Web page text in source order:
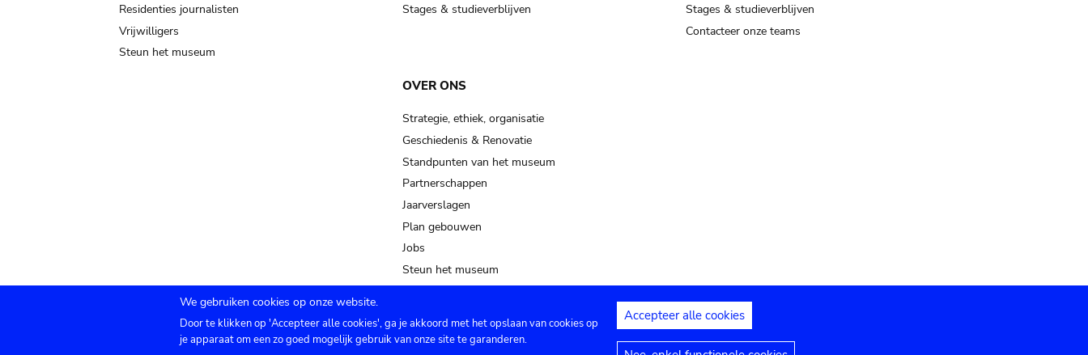
Residenties journalisten
Vrijwilligers
Steun het museum
Stages & studieverblijven
Stages & studieverblijven
Contacteer onze teams
OVER ONS
Strategie, ethiek, organisatie
Geschiedenis & Renovatie
Standpunten van het museum
Partnerschappen
Jaarverslagen
Plan gebouwen
Jobs
Steun het museum
Submenu
Agenda Pers Zaalverhuur Contact Privacy instellingen Juridische mededelingen
We gebruiken cookies op onze website.
Door te klikken op 'Accepteer alle cookies', ga je akkoord met het opslaan van cookies op
je apparaat om een zo goed mogelijk gebruik van onze site te garanderen.
Accepteer alle cookies